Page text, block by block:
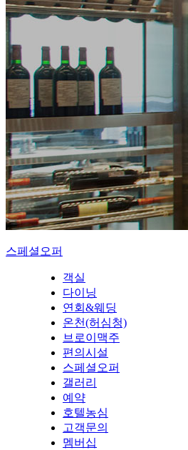
스페셜오퍼
객실
다이닝
연회&웨딩
온천(허심청)
브로이맥주
편의시설
스페셜오퍼
갤러리
예약
호텔농심
고객문의
멤버십